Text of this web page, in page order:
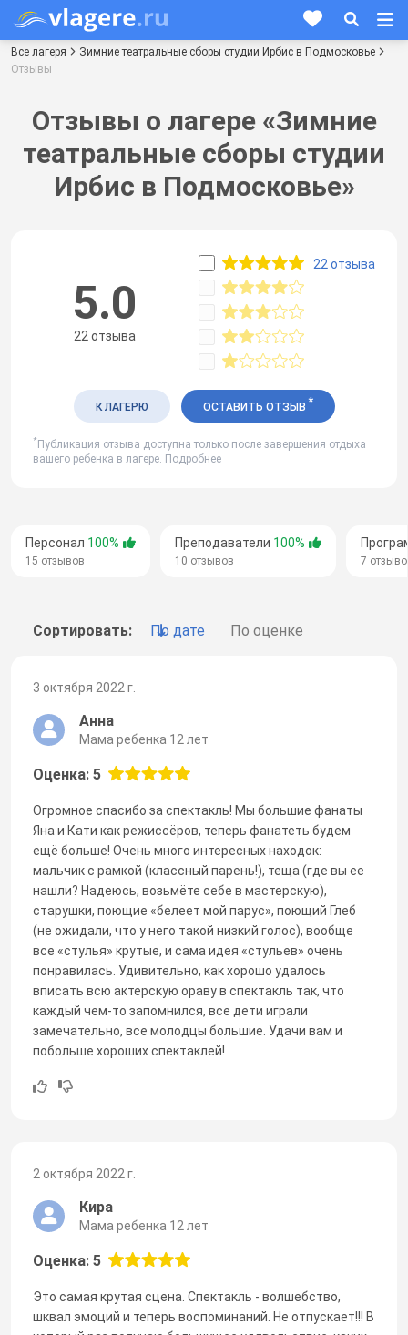
Все лагеря
Зимние театральные сборы студии Ирбис в Подмосковье
Отзывы
Отзывы о лагере «Зимние
театральные сборы студии
Ирбис в Подмосковье»
Персонал 100%
15 отзывов
Преподаватели 100%
10 отзывов 7
Сортировать: По дате По оценке
3 октября 2022 г.
Анна
Мама ребенка 12 лет
Оценка: 5
Огромное спасибо за спектакль! Мы большие фанаты
Яна и Кати как режиссёров, теперь фанатеть будем
ещё больше! Очень много интересных находок:
мальчик с рамкой (классный парень!), теща (где вы ее
нашли? Надеюсь, возьмёте себе в мастерскую),
старушки, поющие «белеет мой парус», поющий Глеб
(не ожидали, что у него такой низкий голос), вообще
все «стулья» крутые, и сама идея «стульев» очень
понравилась. Удивительно, как хорошо удалось
вписать всю актерскую ораву в спектакль так, что
каждый чем-то запомнился, все дети играли
замечательно, все молодцы большие. Удачи вам и
побольше хороших спектаклей!
2 октября 2022 г.
Кира
Мама ребенка 12 лет
Оценка: 5
Это самая крутая сцена. Спектакль - волшебство,
шквал эмоций и теперь воспоминаний. Не отпускает!!! В
5.0
22 отзыва
22 отзыва
К ЛАГЕРЮ ОСТАВИТЬ ОТЗЫВ *
* Публикация отзыва доступна только после завершения отдыха
вашего ребенка в лагере. Подробнее